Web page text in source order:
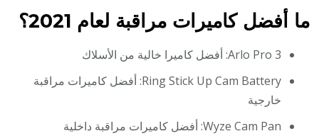
ما أفضل كاميرات مراقبة لعام 2021؟
Arlo Pro 3: أفضل كاميرا خالية من الأسلاك
Ring Stick Up Cam Battery: أفضل كاميرات مراقبة
خارجية
Wyze Cam Pan: أفضل كاميرات مراقبة داخلية